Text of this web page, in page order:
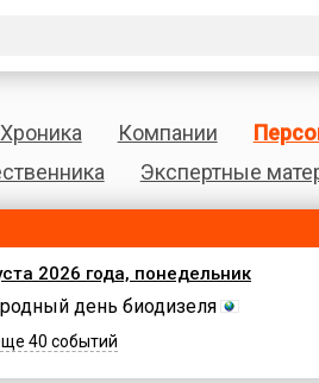
Хроника Компании
Экспертные
2026 года, понедельник
день биодизеля
40 событий